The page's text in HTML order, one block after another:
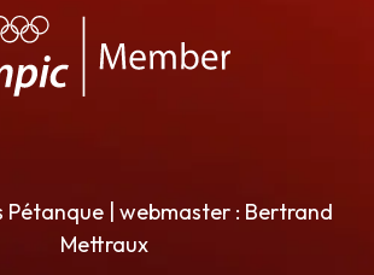
Pétanque | webmaster : Bertrand
Mettraux